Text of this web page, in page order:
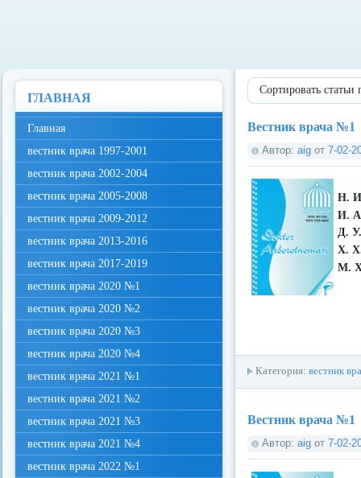
Сортировать статьи
Вестник врача №1
Автор: aig от 7-02-
Н.
И.
Д.
Х.
М.
Категория: вестник
Вестник врача №1
Автор: aig от 7-02-
ГЛАВНАЯ
Главная
вестник врача 1997-2001
вестник врача 2002-2004
вестник врача 2005-2008
вестник врача 2009-2012
вестник врача 2013-2016
вестник врача 2017-2019
вестник врача 2020 №1
вестник врача 2020 №2
вестник врача 2020 №3
вестник врача 2020 №4
вестник врача 2021 №1
вестник врача 2021 №2
вестник врача 2021 №3
вестник врача 2021 №4
вестник врача 2022 №1